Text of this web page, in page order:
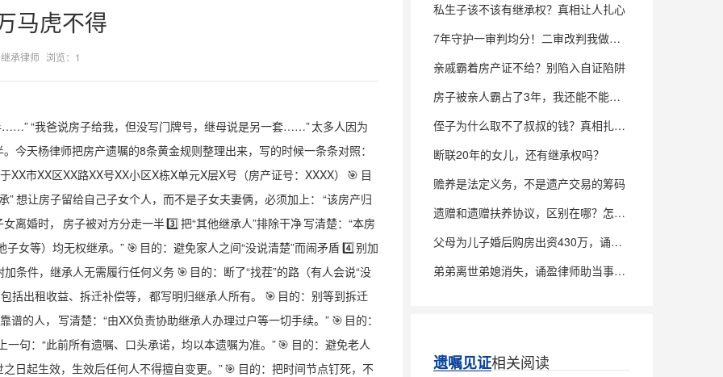
马虎不得
承律师 浏览：1
……” “我爸说房子给我，但没写门牌号，继母说是另一套……” 太多人因为
今天杨律师把房产遗嘱的8条黄金规则整理出来，写的时候一条条对照：
XX市XX区XX路XX号XX小区X栋X单元X层X号（房产证号：XXXX） 🎯 目
” 想让房子留给自己子女个人，而不是子女夫妻俩，必须加上： “该房产归
离婚时， 房子被对方分走一半 3️⃣ 把“其他继承人”排除干净 写清楚：“本房
女等）均无权继承。” 🎯 目的：避免家人之间“没说清楚”而闹矛盾 4️⃣ 别加
条件，继承人无需履行任何义务 🎯 目的：断了“找茬”的路（有人会说“没
括出租收益、拆迁补偿等， 都写明归继承人所有。 🎯 目的：别等到拆迁
的人， 写清楚：“由XX负责协助继承人办理过户等一切手续。” 🎯 目的：
句：“此前所有遗嘱、口头承诺，均以本遗嘱为准。” 🎯 目的：避免老人
日起生效，生效后任何人不得擅自变更。” 🎯 目的：把时间节点钉死，不
私生子该不该有继承权？真相让人扎心
7年守护一审判均分！二审改判我做对了什么
亲戚霸着房产证不给？别陷入自证陷阱
房子被亲人霸占了3年，我还能不能继承
侄子为什么取不了叔叔的钱？真相扎心了
断联20年的女儿，还有继承权吗？
赡养是法定义务，不是遗产交易的筹码
遗赠和遗赠扶养协议，区别在哪？怎么签才稳？
父母为儿子婚后购房出资430万，诵盈律师助当事人追回全部款项
弟弟离世弟媳消失，诵盈律师助当事人诉讼确权，锁定父亲房产100%继承权
遗嘱见证相关阅读